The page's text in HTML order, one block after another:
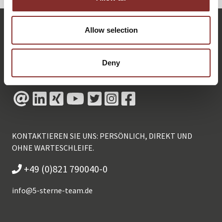
Allow selection
Deny
KONTAKTIEREN SIE UNS: PERSÖNLICH, DIREKT UND
OHNE WARTESCHLEIFE.
+49 (0)821 790040-0
info@5-sterne-team.de